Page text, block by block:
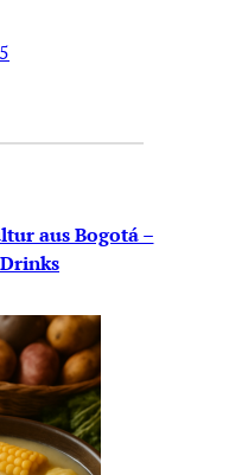
aus Bogotá –